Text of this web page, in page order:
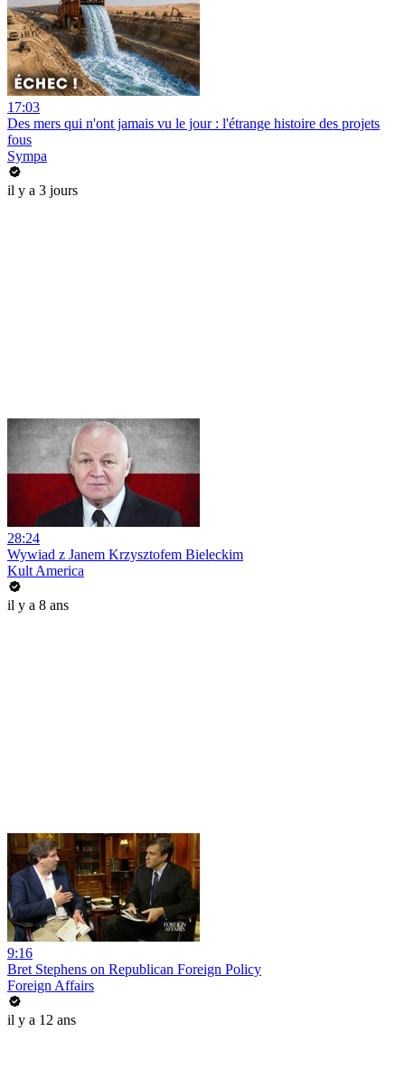
17:03
Des mers qui n'ont jamais vu le jour : l'étrange histoire des projets
fous
Sympa
il y a 3 jours
28:24
Wywiad z Janem Krzysztofem Bieleckim
Kult America
il y a 8 ans
9:16
Bret Stephens on Republican Foreign Policy
Foreign Affairs
il y a 12 ans